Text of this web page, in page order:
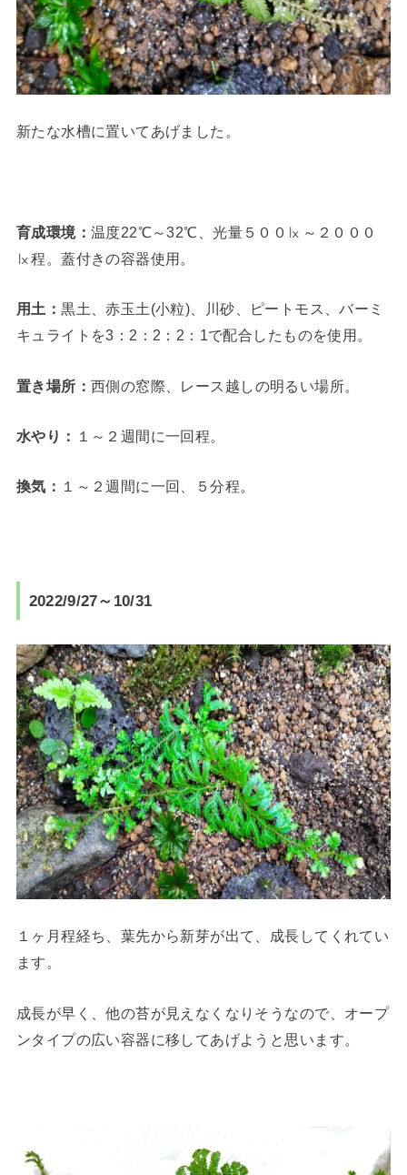
新たな水槽に置いてあげました。
育成環境： 温度22℃～32℃、光量５００㏓～２０００
㏓程。蓋付きの容器使用。
用土：黒土、赤玉土(小粒)、川砂、ピートモス、バーミ
キュライトを3：2：2：2：1で配合したものを使用。
置き場所： 西側の窓際、レース越しの明るい場所。
水やり： １～２週間に一回程。
換気： １～２週間に一回、５分程。
2022/9/27～10/31
１ヶ月程経ち、葉先から新芽が出て、成長してくれてい
ます。
成長が早く、他の苔が見えなくなりそうなので、オープ
ンタイプの広い容器に移してあげようと思います。